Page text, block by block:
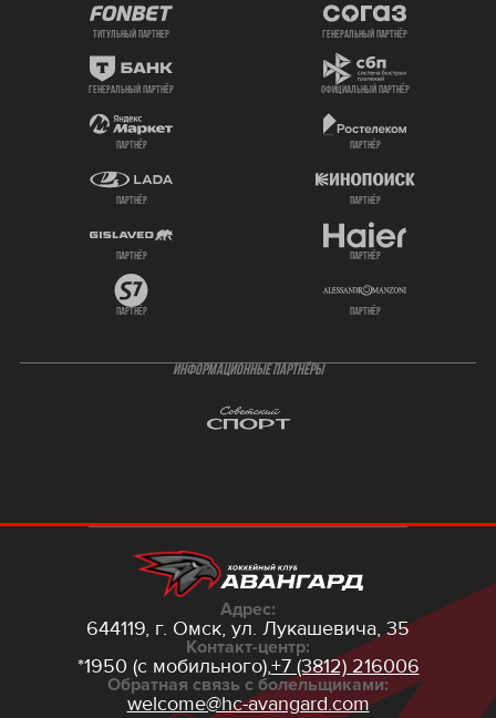
титульный партнер генеральный партнёр
генеральный партнёр официальный партнёр
партнёр партнёр
партнёр партнёр
партнёр партнёр
партнёр партнёр
ИНФОРМАЦИОННЫЕ ПАРТНЁРЫ
Адрес:
644119, г. Омск, ул. Лукашевича, 35
Контакт-центр:
*1950 (с мобильного),+7 (3812) 216006
Обратная связь с болельщиками:
welcome@hc-avangard.com